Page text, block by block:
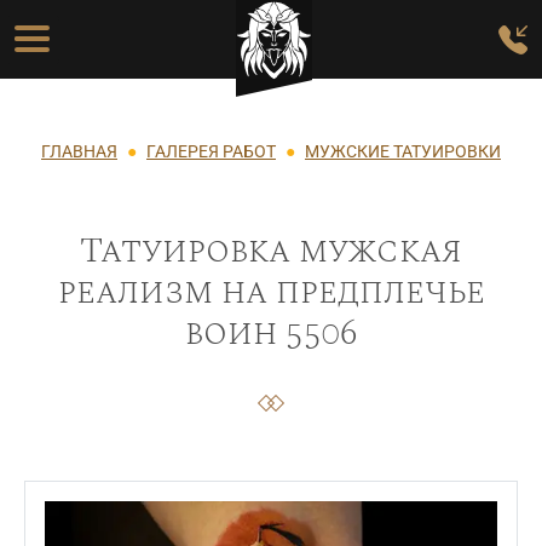
Перейти к основному содержанию
Основная навигация
Строка навигации
ГЛАВНАЯ ГАЛЕРЕЯ РАБОТ МУЖСКИЕ ТАТУИРОВКИ
Татуировка мужская
реализм на предплечье
воин 5506